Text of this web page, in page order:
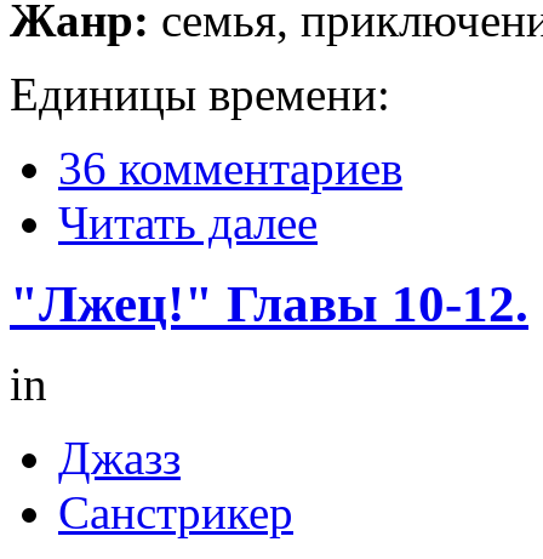
Жанр: семья,
Единицы времени:
36 комментариев
Читать далее
"Лжец!" Главы 10-12.
in
Джазз
Санстрикер